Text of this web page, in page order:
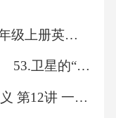
中心在调查处
针对该社区开
点宣传哪些
分布特征，
2026年秋人教版新教材九年级上册英语Unit 7单元测试A卷（含答案）
高中物理 加强练习第五章 53.卫星的“追及相遇”问题
人教版七年级上册数学 讲义 第12讲 一元一次方程的实际应用讲义+练习（学生版）